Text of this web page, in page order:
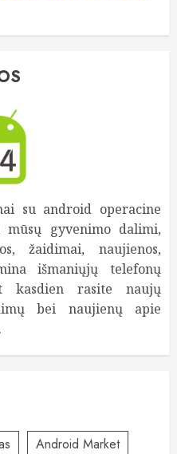
su android operacine
mūsų gyvenimo dalimi,
žaidimai, naujienos,
išmaniųjų telefonų
kasdien rasite naujų
bei naujienų apie
Android Market